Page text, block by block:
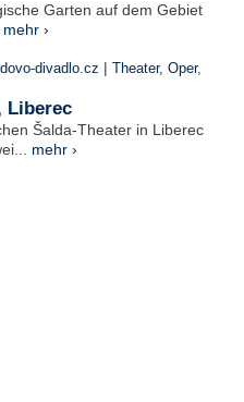
Garten auf dem Gebiet
mehr ›
divadlo.cz | Theater, Oper,
Liberec
Šalda-Theater in Liberec
mehr ›